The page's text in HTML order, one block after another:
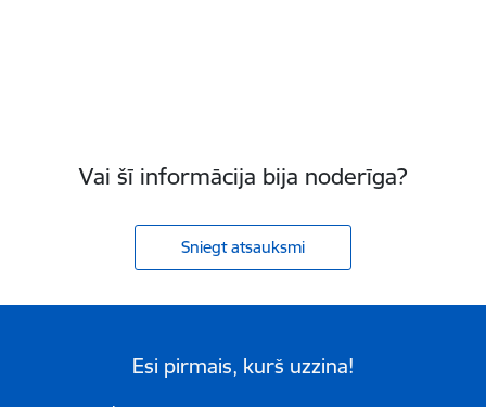
Vai šī informācija bija noderīga?
Sniegt atsauksmi
Esi pirmais, kurš uzzina!